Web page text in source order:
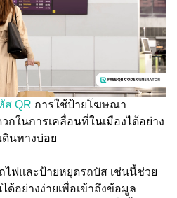
QR การใช้ป้ายโฆษณา
กในการเคลื่อนที่ในเมืองได้อย่าง
ดินทางบ่อย
ไฟและป้ายหยุดรถบัส เช่นนี้ช่วย
อย่างง่ายเพื่อเข้าถึงข้อมูล